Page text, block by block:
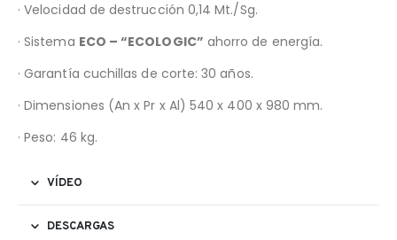
· Velocidad de destrucción 0,14 Mt./Sg.
· Sistema ECO – “ECOLOGIC” ahorro de energía.
· Garantía cuchillas de corte: 30 años.
· Dimensiones (An x Pr x Al) 540 x 400 x 980 mm.
· Peso: 46 kg.
VÍDEO
DESCARGAS